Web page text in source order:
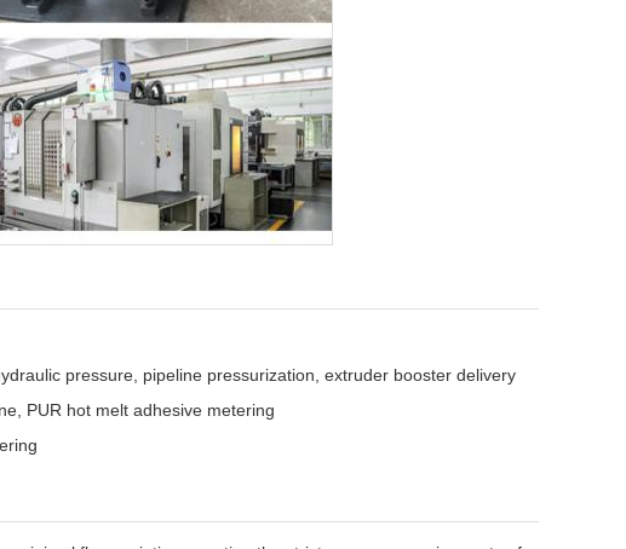
pressure, pipeline pressurization, extruder booster delivery
PUR hot melt adhesive metering